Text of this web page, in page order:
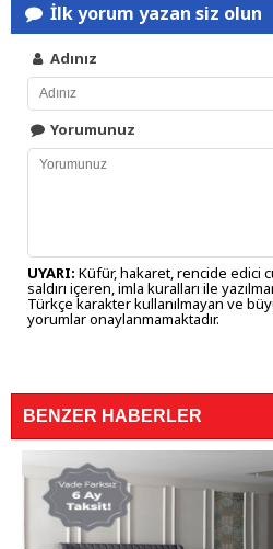
İlk yorum yazan siz olun
Adınız
Yorumunuz
UYARI: Küfür, hakaret, rencide edici
saldırı içeren, imla kuralları ile
Türkçe karakter kullanılmayan ve
yorumlar onaylanmamaktadır.
BENZER HABERLER